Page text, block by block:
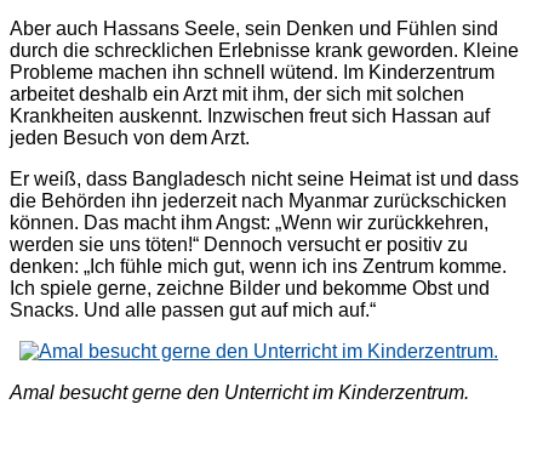
Aber auch Hassans Seele, sein Denken und Fühlen sind
durch die schrecklichen Erlebnisse krank geworden. Kleine
Probleme machen ihn schnell wütend. Im Kinderzentrum
arbeitet deshalb ein Arzt mit ihm, der sich mit solchen
Krankheiten auskennt. Inzwischen freut sich Hassan auf
jeden Besuch von dem Arzt.
Er weiß, dass Bangladesch nicht seine Heimat ist und dass
die Behörden ihn jederzeit nach Myanmar zurückschicken
können. Das macht ihm Angst: „Wenn wir zurückkehren,
werden sie uns töten!“ Dennoch versucht er positiv zu
denken: „Ich fühle mich gut, wenn ich ins Zentrum komme.
Ich spiele gerne, zeichne Bilder und bekomme Obst und
Snacks. Und alle passen gut auf mich auf.“
Amal besucht gerne den Unterricht im Kinderzentrum.